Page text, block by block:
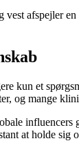
vest afspejler
kun et
og mange
at holde sig